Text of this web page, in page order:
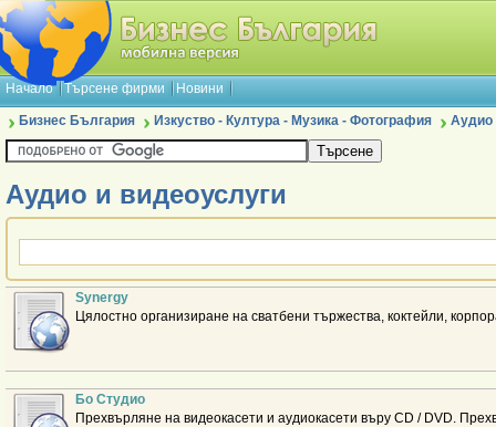
Начало Търсене фирми Новини
Бизнес България Изкуство - Култура - Музика - Фотография Аудио
Аудио и видеоуслуги
Synergy
Цялостно организиране на сватбени тържества, коктейли,
Бo Студио
Прехвърляне на видеокасети и аудиокасети въру CD / DVD.